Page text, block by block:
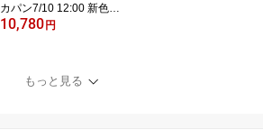
カパン7/10 12:00 新色登
場11/27 12:00 販売スタ
ニ 量産型 レディー
ス ガーリー スカー
10,780円
もっと見る